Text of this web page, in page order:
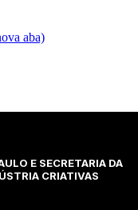
aba)
E SECRETARIA DA
CRIATIVAS